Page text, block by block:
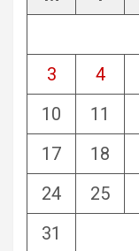
3
4
10
11
17
18
24
25
31